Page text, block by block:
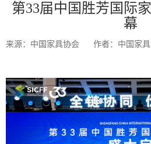
第33届中国胜芳国际
幕
来源：中国家具协会 作者：中国家